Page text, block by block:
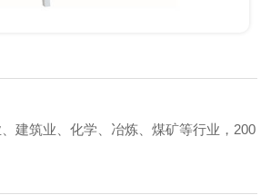
建筑业、化学、冶炼、煤矿等行业，200